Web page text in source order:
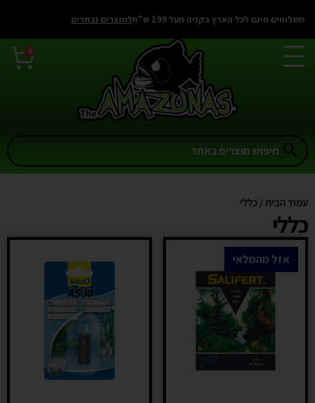
משלוחים חינם לכל הארץ בקניה מעל 299 ש"ח למוצרים נבחרים
0
עמוד הבית / כללי
כללי
אזל מהמלאי